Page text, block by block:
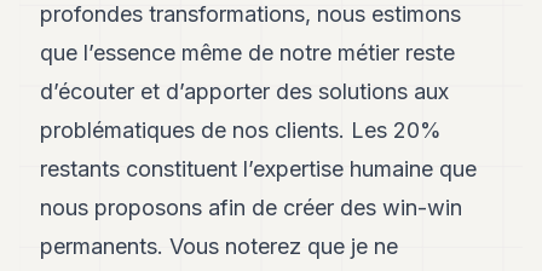
profondes transformations, nous estimons
que l’essence même de notre métier reste
d’écouter et d’apporter des solutions aux
problématiques de nos clients. Les 20%
restants constituent l’expertise humaine que
nous proposons afin de créer des win-win
permanents. Vous noterez que je ne